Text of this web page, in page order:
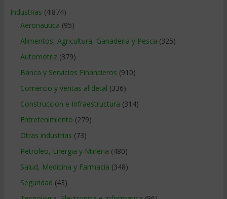
Industrias (4.874)
Aeronautica (95)
Alimentos, Agricultura, Ganaderia y Pesca (325)
Automotriz(379)
Banca y Servicios Financieros (910)
Comercio y ventas al detal (336)
Construccion e Infraestructura (314)
Entretenimiento (279)
Otras industrias (73)
Petroleo, Energia y Mineria (480)
Salud, Medicina y Farmacia (348)
Seguridad (43)